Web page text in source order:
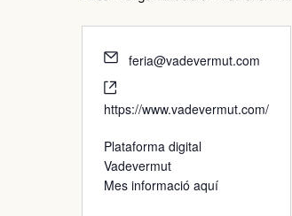
feria@vadevermut.com
https://www.vadevermut.com/
Plataforma digital
Vadevermut
Mes informació aquí